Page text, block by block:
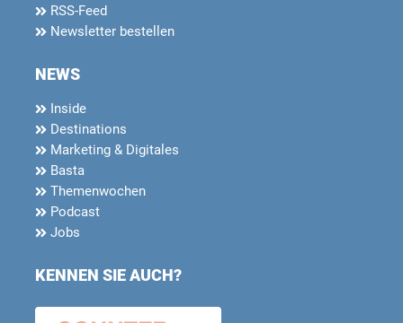
RSS-Feed
Newsletter bestellen
NEWS
Inside
Destinations
Marketing & Digitales
Basta
Themenwochen
Podcast
Jobs
KENNEN SIE AUCH?